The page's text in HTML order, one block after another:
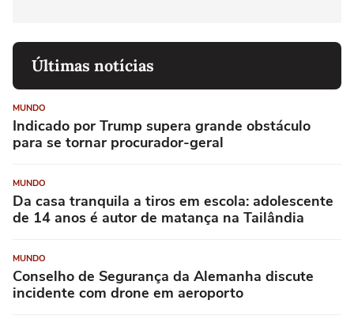
Últimas notícias
MUNDO
Indicado por Trump supera grande obstáculo
para se tornar procurador-geral
MUNDO
Da casa tranquila a tiros em escola: adolescente
de 14 anos é autor de matança na Tailândia
MUNDO
Conselho de Segurança da Alemanha discute
incidente com drone em aeroporto